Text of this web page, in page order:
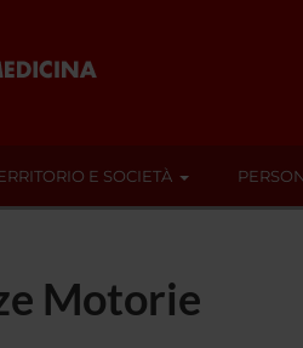
E SOCIETÀ
Motorie